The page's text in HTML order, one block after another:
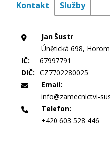
Kontakt Služby
Jan Šustr
Únětická 698,
IČ:
67997791
DIČ:
CZ7702280025
Email:
info@zamecnictvi-
Telefon:
+420 603 528 446